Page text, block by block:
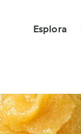
Esplora